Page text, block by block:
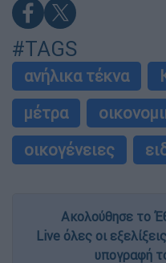
#TAGS
ανήλικα τέκνα
μέτρα
οικογένειες
Ακολούθησε το
Live όλες οι
υπογραφή